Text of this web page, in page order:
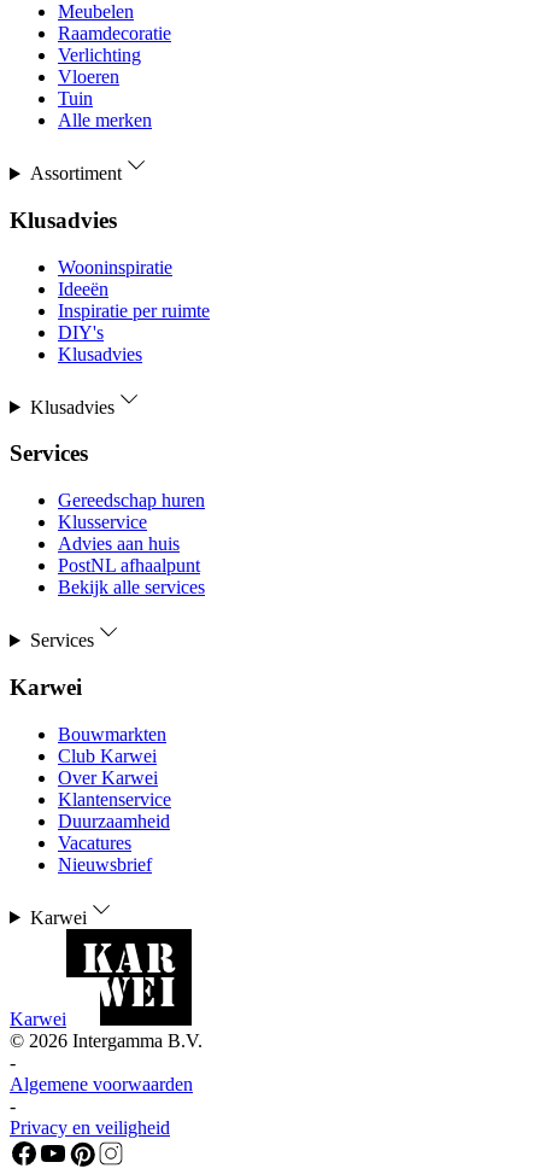
Meubelen
Raamdecoratie
Verlichting
Vloeren
Tuin
Alle merken
Assortiment
Klusadvies
Wooninspiratie
Ideeën
Inspiratie per ruimte
DIY's
Klusadvies
Klusadvies
Services
Gereedschap huren
Klusservice
Advies aan huis
PostNL afhaalpunt
Bekijk alle services
Services
Karwei
Bouwmarkten
Club Karwei
Over Karwei
Klantenservice
Duurzaamheid
Vacatures
Nieuwsbrief
Karwei
Karwei
© 2026 Intergamma B.V.
-
Algemene voorwaarden
-
Privacy en veiligheid